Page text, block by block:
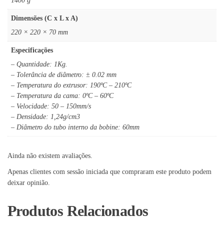
Dimensões (C x L x A)
220 × 220 × 70 mm
Especificações
– Quantidade: 1Kg.
– Tolerância de diâmetro: ± 0.02 mm
– Temperatura do extrusor: 190ºC – 210ºC
– Temperatura da cama: 0ºC – 60ºC
– Velocidade: 50 – 150mm/s
– Densidade: 1,24g/cm3
– Diâmetro do tubo interno da bobine: 60mm
Ainda não existem avaliações.
Apenas clientes com sessão iniciada que compraram este produto podem
deixar opinião.
Produtos Relacionados